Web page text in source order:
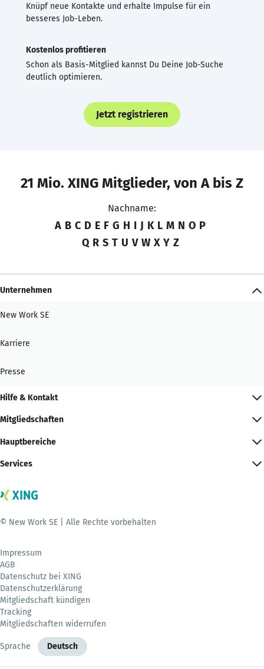
Knüpf neue Kontakte und erhalte Impulse für ein
besseres Job-Leben.
Kostenlos profitieren
Schon als Basis-Mitglied kannst Du Deine Job-Suche
deutlich optimieren.
Jetzt registrieren
21 Mio. XING Mitglieder, von A bis Z
Nachname:
A B C D E F G H I J K L M N O P
Q R S T U V W X Y Z
Unternehmen
New Work SE
Karriere
Presse
Hilfe & Kontakt
Mitgliedschaften
Hauptbereiche
Services
© New Work SE | Alle Rechte vorbehalten
Impressum
AGB
Datenschutz bei XING
Datenschutzerklärung
Mitgliedschaft kündigen
Tracking
Mitgliedschaften widerrufen
Sprache Deutsch